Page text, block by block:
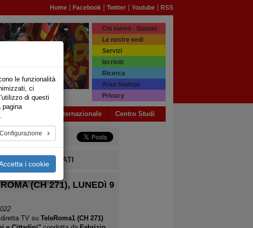
Home Facebook Twitter Youtube RSS
Chi siamo - Statuto
Le nostre sedi
Servizi
Iscriviti
Ricerca
Area Stampa
Privacy
Internazionale Centro Studi
COMUNICATI
(CH 271), LUNEDì 9
TV su TeleRoma1 (CH 271)
le funzionalità
ci
di questi
pagina
.
Configurazione
i cookie